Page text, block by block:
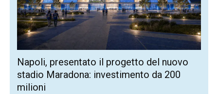
Napoli, presentato il progetto del nuovo
stadio Maradona: investimento da 200
milioni